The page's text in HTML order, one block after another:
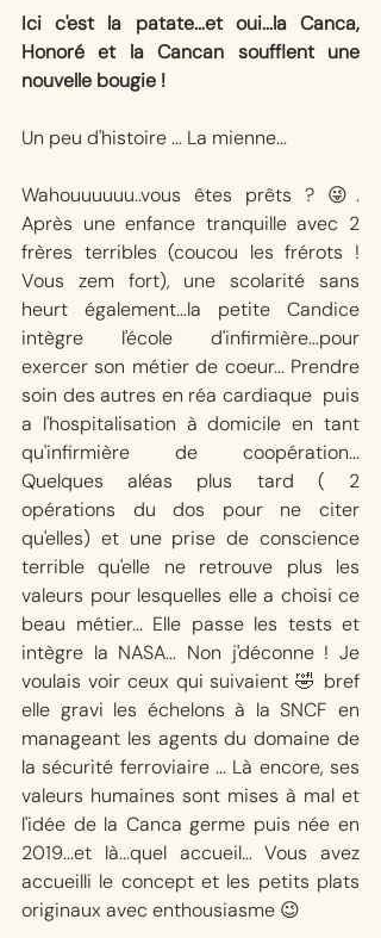
Ici c'est la patate...et oui...la Canca,
Honoré et la Cancan soufflent une
nouvelle bougie !
Un peu d'histoire ... La mienne...
Wahouuuuuu..vous êtes prêts ? 😜.
Après une enfance tranquille avec 2
frères terribles (coucou les frérots !
Vous zem fort), une scolarité sans
heurt également...la petite Candice
intègre l'école d'infirmière...pour
exercer son métier de coeur... Prendre
soin des autres en réa cardiaque  puis
a l'hospitalisation à domicile en tant
qu'infirmière de coopération...
Quelques aléas plus tard ( 2
opérations du dos pour ne citer
qu'elles) et une prise de conscience
terrible qu'elle ne retrouve plus les
valeurs pour lesquelles elle a choisi ce
beau métier... Elle passe les tests et
intègre la NASA... Non j'déconne ! Je
voulais voir ceux qui suivaient 🤣 bref
elle gravi les échelons à la SNCF en
manageant les agents du domaine de
la sécurité ferroviaire ... Là encore, ses
valeurs humaines sont mises à mal et
l'idée de la Canca germe puis née en
2019...et là...quel accueil... Vous avez
accueilli le concept et les petits plats
originaux avec enthousiasme 😉